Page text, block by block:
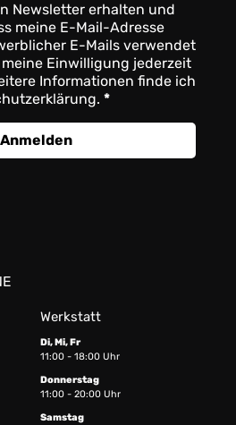
Newsletter erhalten und
meine E-Mail-Adresse
E-Mails verwendet
Einwilligung jederzeit
Informationen finde ich
Anmelden
Werkstatt
Di, Mi, Fr
11:00 - 18:00 Uhr
Donnerstag
11:00 - 20:00 Uhr
Samstag